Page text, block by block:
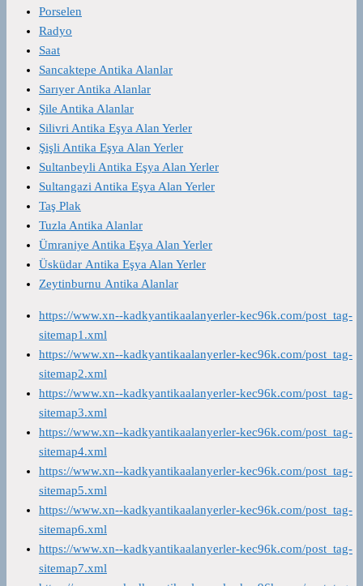
Porselen
Radyo
Saat
Sancaktepe Antika Alanlar
Sarıyer Antika Alanlar
Şile Antika Alanlar
Silivri Antika Eşya Alan Yerler
Şişli Antika Eşya Alan Yerler
Sultanbeyli Antika Eşya Alan Yerler
Sultangazi Antika Eşya Alan Yerler
Taş Plak
Tuzla Antika Alanlar
Ümraniye Antika Eşya Alan Yerler
Üsküdar Antika Eşya Alan Yerler
Zeytinburnu Antika Alanlar
https://www.xn--kadkyantikaalanyerler-kec96k.com/post_tag-
sitemap1.xml
https://www.xn--kadkyantikaalanyerler-kec96k.com/post_tag-
sitemap2.xml
https://www.xn--kadkyantikaalanyerler-kec96k.com/post_tag-
sitemap3.xml
https://www.xn--kadkyantikaalanyerler-kec96k.com/post_tag-
sitemap4.xml
https://www.xn--kadkyantikaalanyerler-kec96k.com/post_tag-
sitemap5.xml
https://www.xn--kadkyantikaalanyerler-kec96k.com/post_tag-
sitemap6.xml
https://www.xn--kadkyantikaalanyerler-kec96k.com/post_tag-
sitemap7.xml